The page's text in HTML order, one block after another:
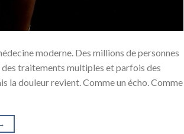
moderne. Des millions de personnes
traitements multiples et parfois des
la douleur revient. Comme un écho. Comme